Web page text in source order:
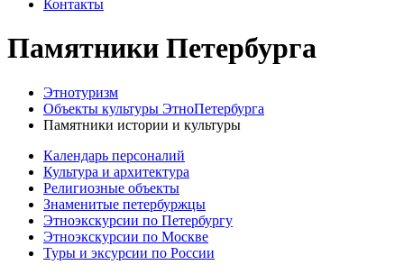
Контакты
Памятники Петербурга
Этнотуризм
Объекты культуры ЭтноПетербурга
Памятники истории и культуры
Календарь персоналий
Культура и архитектура
Религиозные объекты
Знаменитые петербуржцы
Этноэкскурсии по Петербургу
Этноэкскурсии по Москве
Туры и эксурсии по России